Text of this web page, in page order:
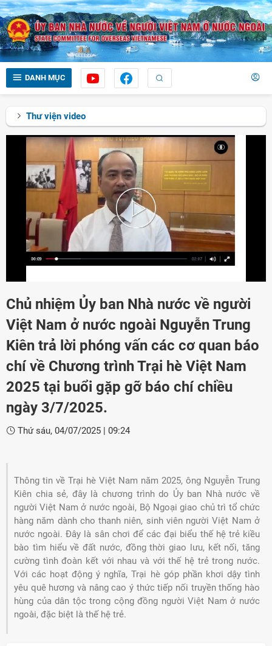
DANH MỤC
Thư viện video
Play
Video
Chủ nhiệm Ủy ban Nhà nước về người
Việt Nam ở nước ngoài Nguyễn Trung
Kiên trả lời phóng vấn các cơ quan báo
chí về Chương trình Trại hè Việt Nam
2025 tại buổi gặp gỡ báo chí chiều
ngày 3/7/2025.
Thứ sáu, 04/07/2025 | 09:24
Thông tin về Trại hè Việt Nam năm 2025, ông Nguyễn Trung
Kiên chia sẻ, đây là chương trình do Ủy ban Nhà nước về
người Việt Nam ở nước ngoài, Bộ Ngoại giao chủ trì tổ chức
hàng năm dành cho thanh niên, sinh viên người Việt Nam ở
nước ngoài. Đây là sân chơi để các đại biểu thế hệ trẻ kiều
bào tìm hiểu về đất nước, đồng thời giao lưu, kết nối, tăng
cường tình đoàn kết với nhau và với thế hệ trẻ trong nước.
Với các hoạt động ý nghĩa, Trại hè góp phần khơi dậy tình
yêu quê hương và nâng cao ý thức tiếp nối truyền thống hào
hùng của dân tộc trong cộng đồng người Việt Nam ở nước
ngoài, đặc biệt là thế hệ trẻ.